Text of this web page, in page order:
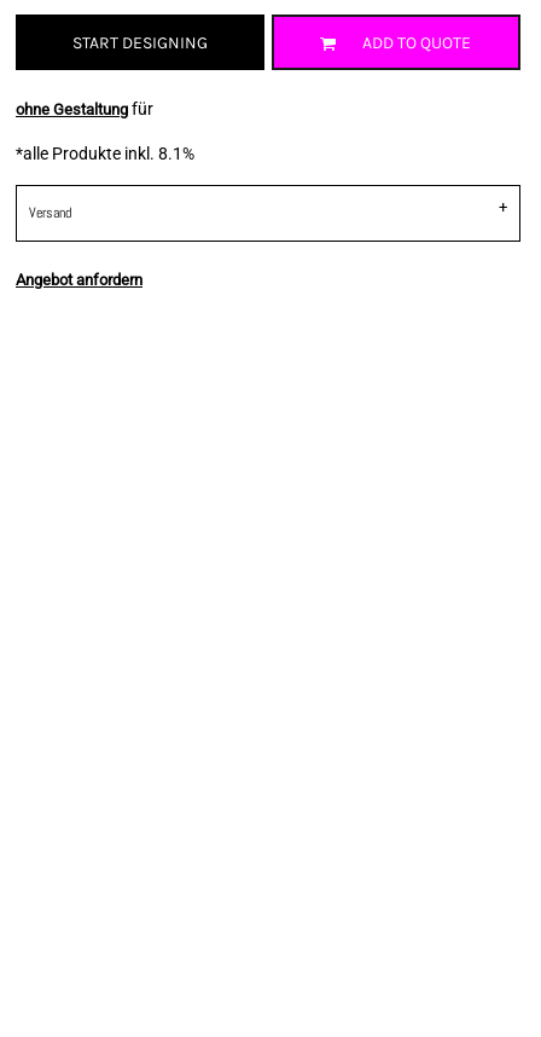
START DESIGNING ADD TO QUOTE
ohne Gestaltung für
*alle Produkte inkl. 8.1%
Versand
Angebot anfordern